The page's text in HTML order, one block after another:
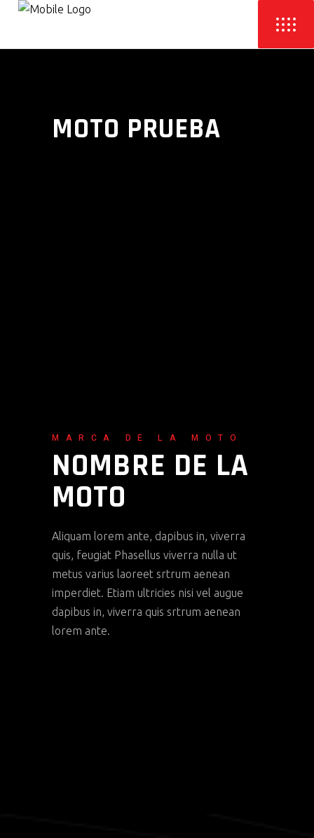
MOTO PRUEBA
MARCA DE LA MOTO
NOMBRE DE LA
MOTO
Aliquam lorem ante, dapibus in, viverra
quis, feugiat Phasellus viverra nulla ut
metus varius laoreet srtrum aenean
imperdiet. Etiam ultricies nisi vel augue
dapibus in, viverra quis srtrum aenean
lorem ante.